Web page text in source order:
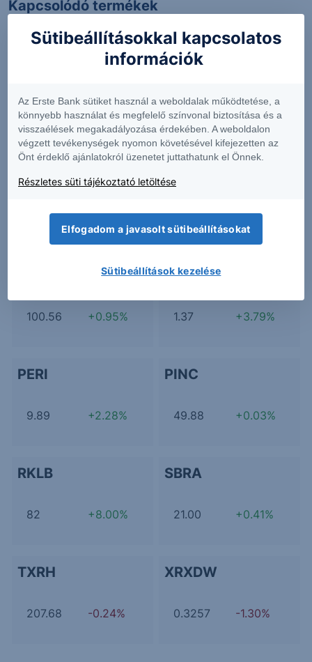
Kapcsolódó termékek
0.8550 +0.59% 1 726.26 +1.28%
CINF
177.22 -1.02%
COMM
19.58 +2.84%
100.56 +0.95%
OPK
1.37 +3.79%
PERI
9.89 +2.28%
PINC
49.88 +0.03%
RKLB
82 +8.00%
SBRA
21.00 +0.41%
TXRH
207.68 -0.24%
XRXDW
0.3257 -1.30%
Sütibeállításokkal kapcsolatos
információk
Az Erste Bank sütiket használ a weboldalak működtetése, a
könnyebb használat és megfelelő színvonal biztosítása és a
visszaélések megakadályozása érdekében. A weboldalon
végzett tevékenységek nyomon követésével kifejezetten az
Önt érdeklő ajánlatokról üzenetet juttathatunk el Önnek.
Részletes süti tájékoztató letöltése
Elfogadom a javasolt sütibeállításokat
Sütibeállítások kezelése